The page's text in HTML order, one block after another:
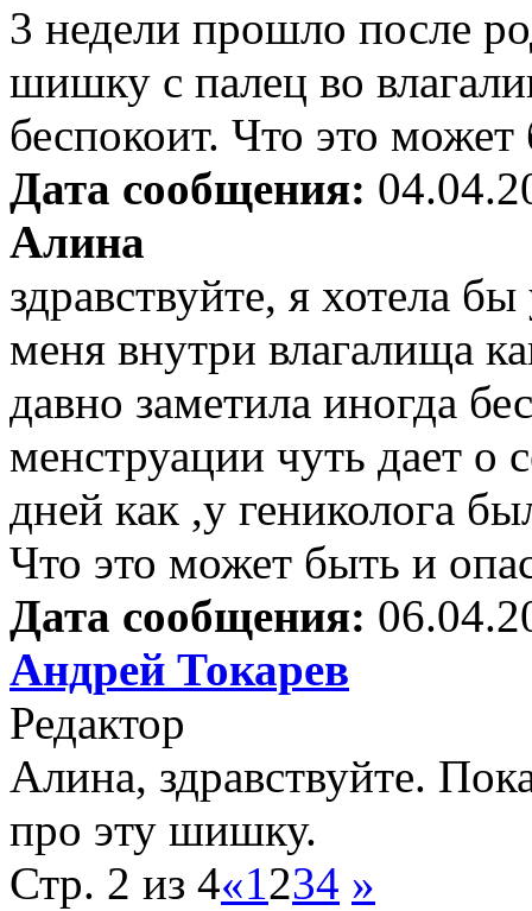
3 недели прошло после
шишку с палец во
беспокоит. Что это может
Дата сообщения:
Алина
здравствуйте, я хотела
меня внутри влагалища
давно заметила иногда
менструации чуть дает о
дней как ,у гениколога
Что это может быть и
Дата сообщения:
Андрей Токарев
Редактор
Алина, здравствуйте.
про эту шишку.
Стр. 2 из 4«1234 »